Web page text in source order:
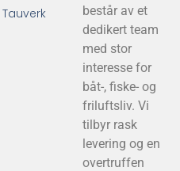
består av et
dedikert team
med stor
interesse for
båt-, fiske- og
friluftsliv. Vi
tilbyr rask
levering og en
overtruffen
Tauverk